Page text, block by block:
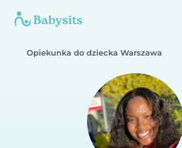
Opiekunka do dziecka Warszawa